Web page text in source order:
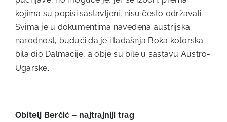
kojima su popisi sastavljeni, nisu često održavali.
Svima je u dokumentima navedena austrijska
narodnost, budući da je i tadašnja Boka kotorska
bila dio Dalmacije, a obje su bile u sastavu Austro-
Ugarske.
Obitelj Berčić – najtrajniji trag